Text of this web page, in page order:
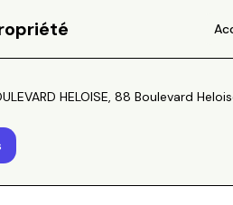
HELOISE, 88 Boulevard